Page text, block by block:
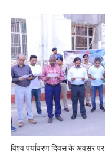
विश्व पर्यावरण दिवस के अवसर